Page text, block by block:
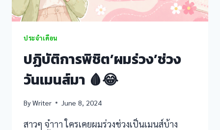
panel
Panel
ประจำเดือน
ปฏิบัติการพิชิต’ผมร่วง’ช่วง
วันเมนส์มา 🩸😂
ByWriter June 8, 2024
สาวๆ จ๋าาา ใครเคยผมร่วงช่วงเป็นเมนส์บ้าง